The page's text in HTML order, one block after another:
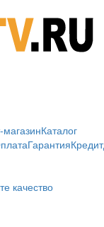
Каталог
ГарантияКредит